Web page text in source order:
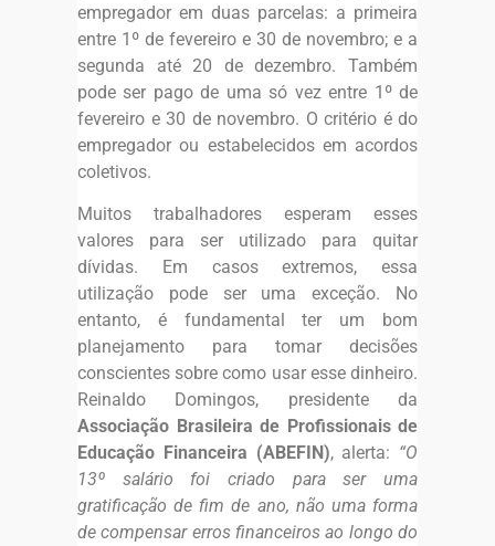
empregador em duas parcelas: a primeira
entre 1º de fevereiro e 30 de novembro; e a
segunda até 20 de dezembro. Também
pode ser pago de uma só vez entre 1º de
fevereiro e 30 de novembro. O critério é do
empregador ou estabelecidos em acordos
coletivos.
Muitos trabalhadores esperam esses
valores para ser utilizado para quitar
dívidas. Em casos extremos, essa
utilização pode ser uma exceção. No
entanto, é fundamental ter um bom
planejamento para tomar decisões
conscientes sobre como usar esse dinheiro.
Reinaldo Domingos, presidente da
Associação Brasileira de Profissionais de
Educação Financeira (ABEFIN), alerta: “O
13º salário foi criado para ser uma
gratificação de fim de ano, não uma forma
de compensar erros financeiros ao longo do